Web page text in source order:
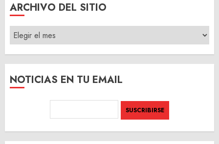
ARCHIVO DEL SITIO
ARCHIVO
DEL
SITIO
NOTICIAS EN TU EMAIL